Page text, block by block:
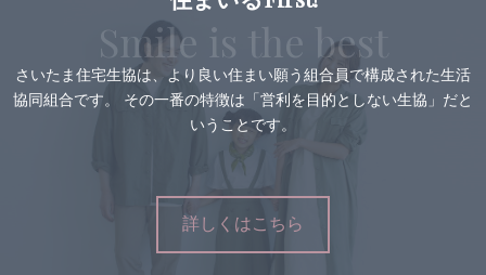
Smile is the best
さいたま住宅生協は、より良い住まい願う組合員で構成された生活
協同組合です。 その一番の特徴は「営利を目的としない生協」だと
いうことです。
詳しくはこちら